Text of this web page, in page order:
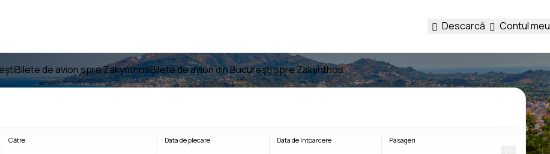
Descarcă Contul meu
Bilete de avion spre ZakynthosBilete de avion din București spre Zakynthos
Către Data de plecare Data de întoarcere Pasageri